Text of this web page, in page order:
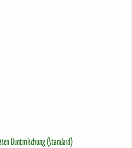
Buntmischung (Standard)